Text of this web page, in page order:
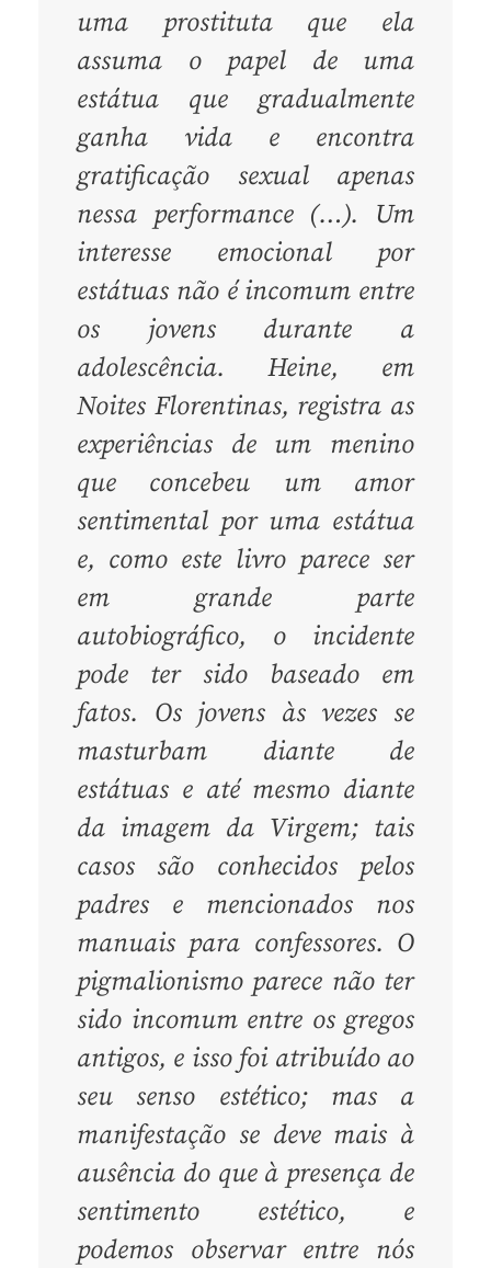
uma prostituta que ela
assuma o papel de uma
estátua que gradualmente
ganha vida e encontra
gratificação sexual apenas
nessa performance (…). Um
interesse emocional por
estátuas não é incomum entre
os jovens durante a
adolescência. Heine, em
Noites Florentinas, registra as
experiências de um menino
que concebeu um amor
sentimental por uma estátua
e, como este livro parece ser
em grande parte
autobiográfico, o incidente
pode ter sido baseado em
fatos. Os jovens às vezes se
masturbam diante de
estátuas e até mesmo diante
da imagem da Virgem; tais
casos são conhecidos pelos
padres e mencionados nos
manuais para confessores. O
pigmalionismo parece não ter
sido incomum entre os gregos
antigos, e isso foi atribuído ao
seu senso estético; mas a
manifestação se deve mais à
ausência do que à presença de
sentimento estético, e
podemos observar entre nós